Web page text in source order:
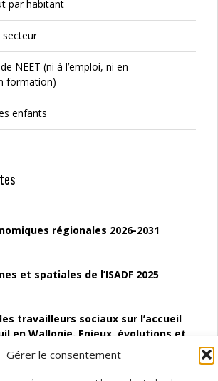
Gérer le consentement
par habitant
secteur
NEET (ni à l’emploi, ni en
formation)
enfants
régionales 2026-2031
et spatiales de l’ISADF 2025
travailleurs sociaux sur l’accueil
en Wallonie. Enjeux, évolutions et